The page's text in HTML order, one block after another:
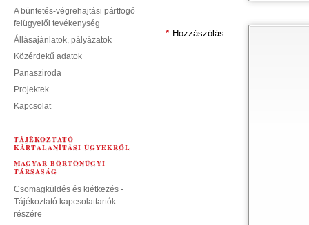
A büntetés-végrehajtási pártfogó
felügyelői tevékenység
Állásajánlatok, pályázatok
Közérdekű adatok
Panasziroda
Projektek
Kapcsolat
TÁJÉKOZTATÓ
KÁRTALANÍTÁSI ÜGYEKRŐL
MAGYAR BÖRTÖNÜGYI
TÁRSASÁG
Csomagküldés és kiétkezés -
Tájékoztató kapcsolattartók
részére
Hozzászólás
*